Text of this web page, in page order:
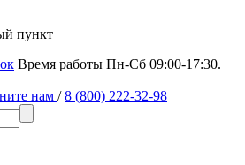
пункт
Время работы Пн-Сб 09:00-17:30.
нам / 8 (800) 222-32-98